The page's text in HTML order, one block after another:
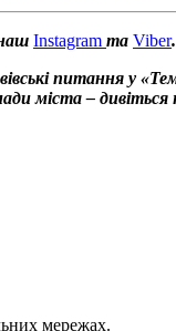
Instagram та Viber.
питання у
міста –
мережах.